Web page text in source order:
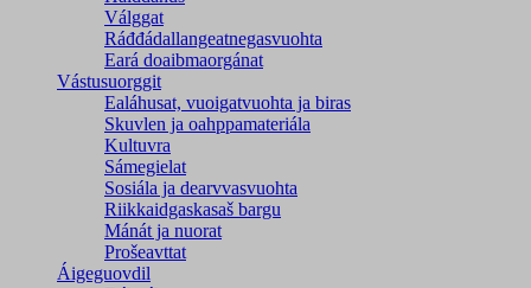
Válggat
Ráđđádallangeatnegas­vuohta
Eará doaibmaorgánat
Vástusuorggit
Ealáhusat, vuoigatvuohta ja biras
Skuvlen ja oahppamateriála
Kultuvra
Sámegielat
Sosiála ja dearvvasvuohta
Riikkaidgaskasaš bargu
Mánát ja nuorat
Prošeavttat
Áigeguovdil